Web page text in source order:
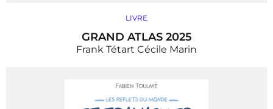
LIVRE
GRAND ATLAS 2025
Frank Tétart Cécile Marin